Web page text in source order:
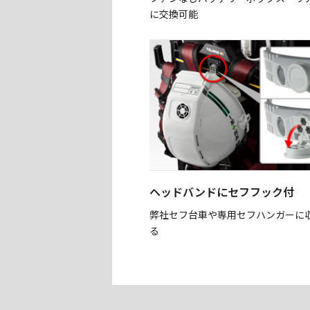
に交換可能
ヘッドバンドにセフフック付
弊社セフ台車や専用セフハンガーに
る